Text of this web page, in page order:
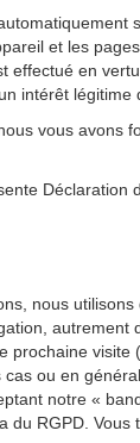
et les
en
intérêt légitime
vous
nous
ou en
notre «
RGPD.